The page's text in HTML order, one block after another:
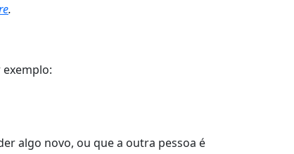
.
algo novo, ou que a outra pessoa é